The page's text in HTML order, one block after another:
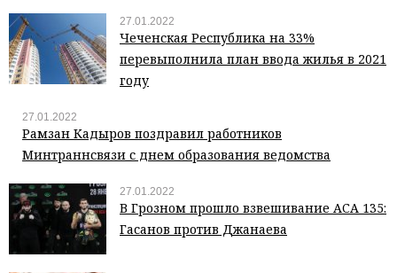
27.01.2022
Чеченская Республика на 33%
перевыполнила план ввода жилья в 2021
году
27.01.2022
Рамзан Кадыров поздравил работников
Минтраннсвязи с днем образования ведомства
27.01.2022
В Грозном прошло взвешивание ACA 135:
Гасанов против Джанаева